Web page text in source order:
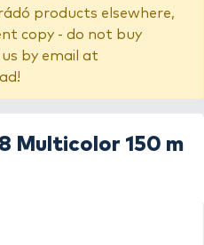
products elsewhere,
copy - do not buy
by email at
Multicolor 150 m